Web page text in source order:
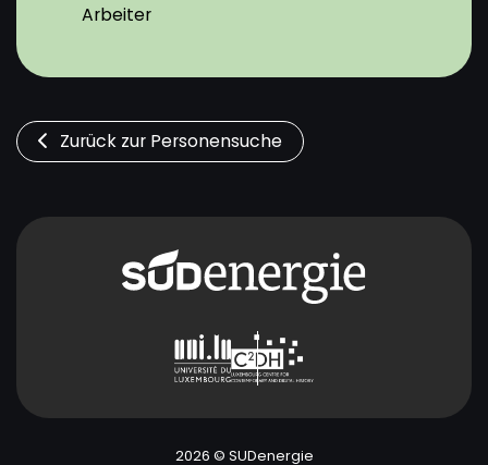
Arbeiter
Zurück zur Personensuche
2026 © SUDenergie